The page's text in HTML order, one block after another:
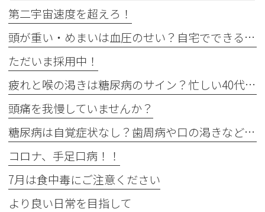
第二宇宙速度を超えろ！
頭が重い・めまいは血圧のせい？自宅でできる確認法と受診目安
ただいま採用中！
疲れと喉の渇きは糖尿病のサイン？忙しい40代の受診目安
頭痛を我慢していませんか？
糖尿病は自覚症状なし？歯周病や口の渇きなど初期サイン5つと数値
コロナ、手足口病！！
7月は食中毒にご注意ください
より良い日常を目指して